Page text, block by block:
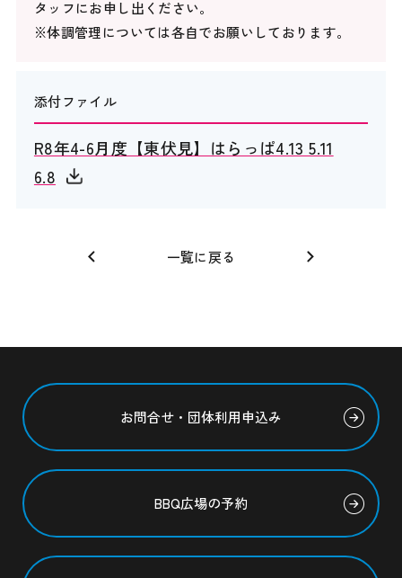
タッフにお申し出ください。
※体調管理については各自でお願いしております。
添付ファイル
R8年4-6月度【東伏見】はらっぱ4.13 5.11
6.8
一覧に戻る
お問合せ・団体利用申込み
BBQ広場の予約